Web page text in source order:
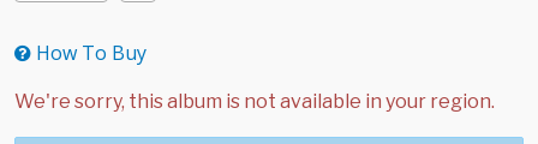
How To Buy